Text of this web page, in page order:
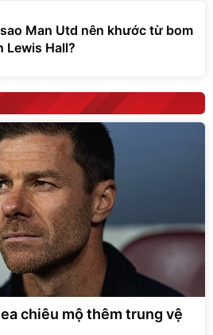
Man Utd nên khước từ bom
Lewis Hall?
chiêu mộ thêm trung vệ